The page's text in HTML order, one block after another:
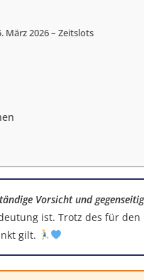
2026 – Zeitslots
Vorsicht und
ist. Trotz des für
gilt.